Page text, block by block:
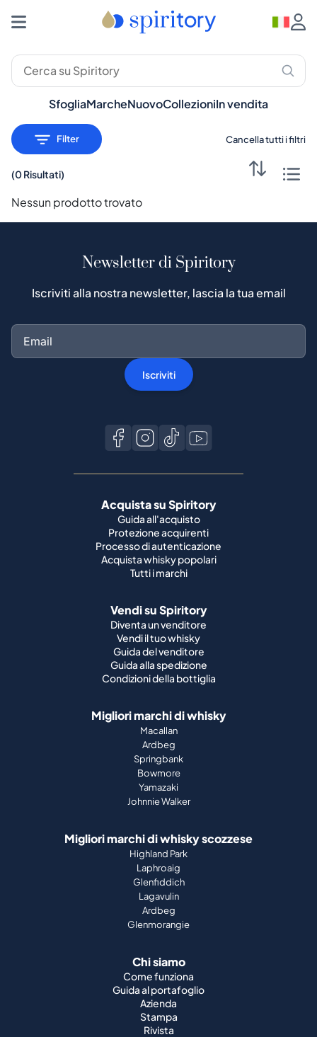
SfogliaMarcheNuovoCollezioniIn vendita
Filter Cancella tutti i filtri
(0 Risultati)
Nessun prodotto trovato
Newsletter di Spiritory
Iscriviti alla nostra newsletter, lascia la tua email
Iscriviti
Acquista su Spiritory
Guida all'acquisto
Protezione acquirenti
Processo di autenticazione
Acquista whisky popolari
Tutti i marchi
Vendi su Spiritory
Diventa un venditore
Vendi il tuo whisky
Guida del venditore
Guida alla spedizione
Condizioni della bottiglia
Migliori marchi di whisky
Macallan
Ardbeg
Springbank
Bowmore
Yamazaki
Johnnie Walker
Migliori marchi di whisky scozzese
Highland Park
Laphroaig
Glenfiddich
Lagavulin
Ardbeg
Glenmorangie
Chi siamo
Come funziona
Guida al portafoglio
Azienda
Stampa
Rivista
Distillati Premium: Whisky, Rum, Gin – Spiritory